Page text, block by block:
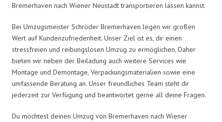
Bremerhaven nach Wiener Neustadt transportieren lassen kannst.
Bei Umzugsmeister Schröder Bremerhaven legen wir großen
Wert auf Kundenzufriedenheit. Unser Ziel ist es, dir einen
stressfreien und reibungslosen Umzug zu ermöglichen. Daher
bieten wir neben der Beiladung auch weitere Services wie
Montage und Demontage, Verpackungsmaterialien sowie eine
umfassende Beratung an. Unser freundliches Team steht dir
jederzeit zur Verfügung und beantwortet gerne all deine Fragen.
Du möchtest deinen Umzug von Bremerhaven nach Wiener